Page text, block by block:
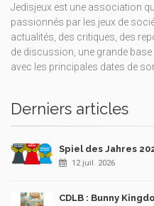
Jedisjeux est une association
passionnés par les jeux de
actualités, des critiques, des
de discussion, une grande
avec les principales dates de
Derniers articles
Spiel des Jahres
12 juil. 2026
CDLB : Bunny